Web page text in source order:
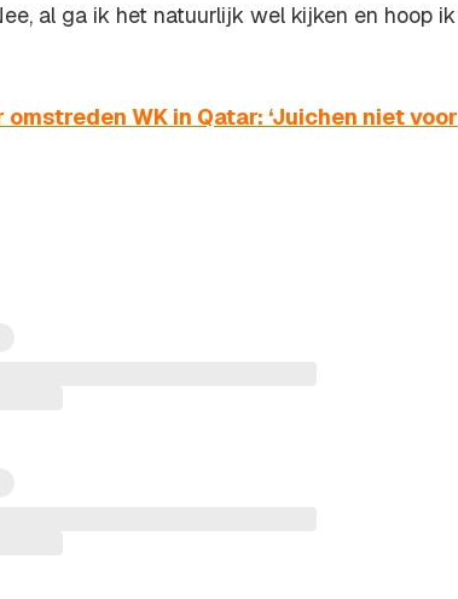
al ga ik het natuurlijk wel kijken en hoop ik
omstreden WK in Qatar: ‘Juichen niet voor